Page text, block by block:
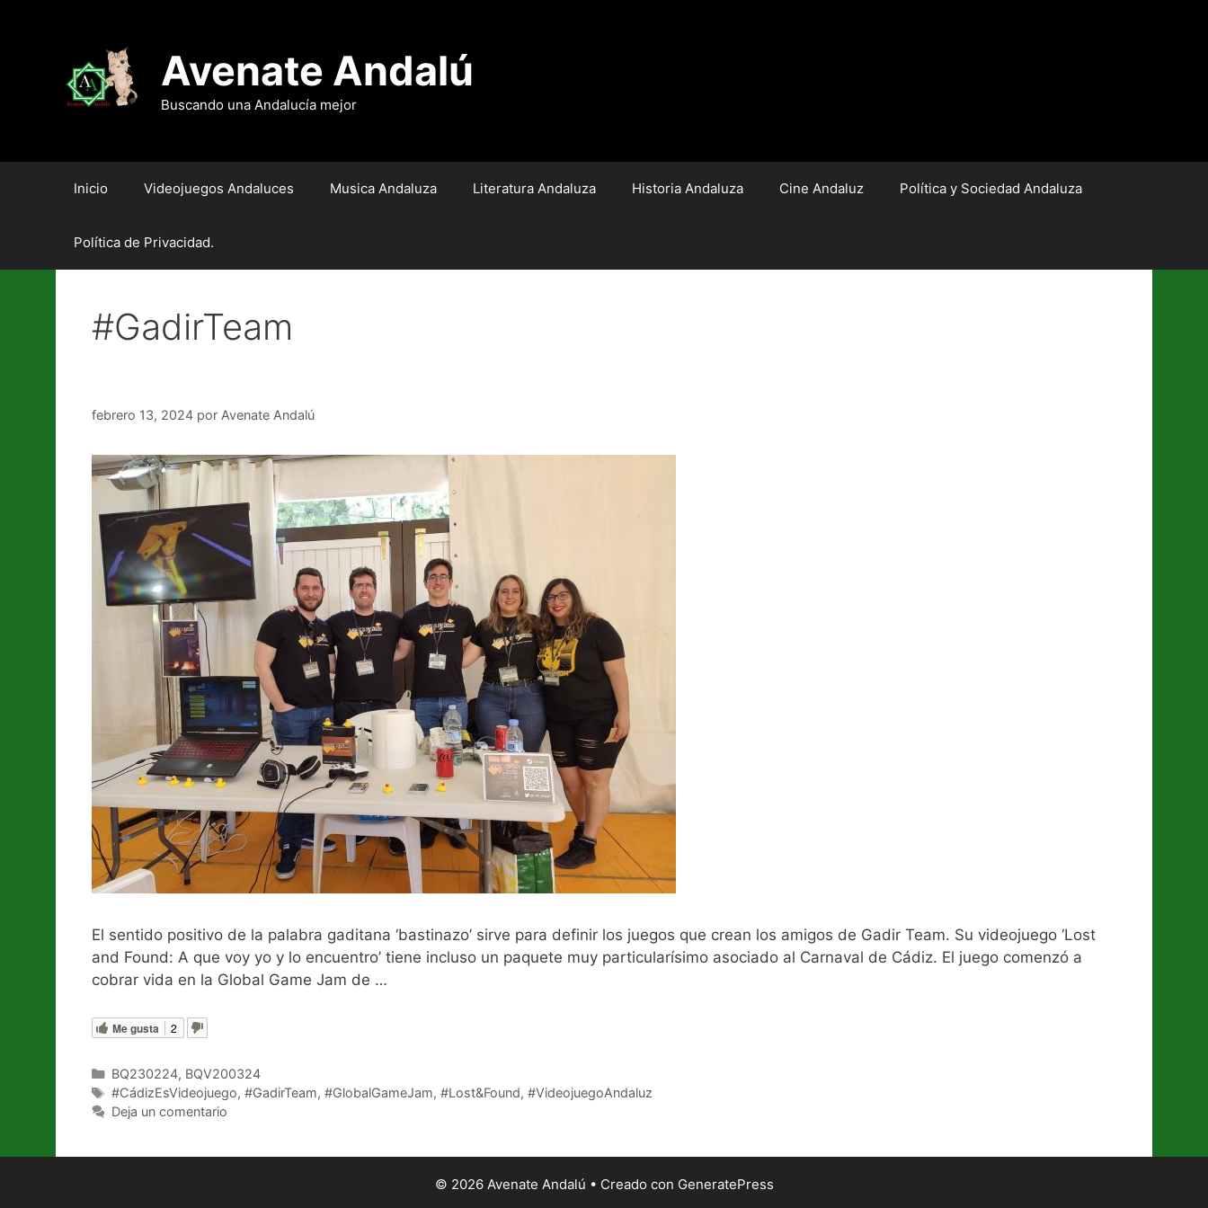
Avenate Andalú
Buscando una Andalucía mejor
Inicio Videojuegos Andaluces Musica Andaluza Literatura Andaluza Historia Andaluza Cine Andaluz Política y Sociedad Andaluza
Política de Privacidad.
#GadirTeam
febrero 13, 2024 por Avenate Andalú
El sentido positivo de la palabra gaditana ‘bastinazo’ sirve para definir los juegos que crean los amigos de Gadir Team. Su videojuego ‘Lost
and Found: A que voy yo y lo encuentro’ tiene incluso un paquete muy particularísimo asociado al Carnaval de Cádiz. El juego comenzó a
cobrar vida en la Global Game Jam de …
Me gusta 2
Categorías
BQ230224, BQV200324
Etiquetas
#CádizEsVideojuego, #GadirTeam, #GlobalGameJam, #Lost&Found, #VideojuegoAndaluz
Deja un comentario
© 2026 Avenate Andalú • Creado con GeneratePress